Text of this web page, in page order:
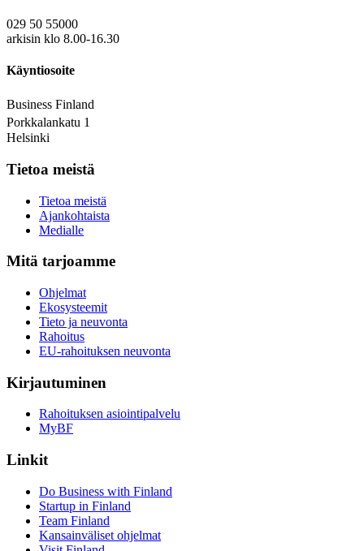
029 50 55000
arkisin klo 8.00-16.30
Käyntiosoite
Business Finland
Porkkalankatu 1
Helsinki
Tietoa meistä
Tietoa meistä
Ajankohtaista
Medialle
Mitä tarjoamme
Ohjelmat
Ekosysteemit
Tieto ja neuvonta
Rahoitus
EU-rahoituksen neuvonta
Kirjautuminen
Rahoituksen asiointipalvelu
MyBF
Linkit
Do Business with Finland
Startup in Finland
Team Finland
Kansainväliset ohjelmat